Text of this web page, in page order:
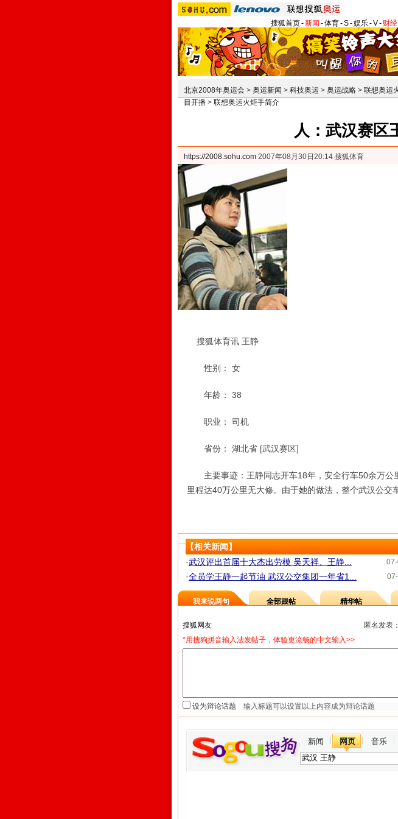
搜狐首页-新闻 -体育-S-娱乐-V- 财经
北京2008年奥运会 > 奥运新闻 > 科技奥运 > 奥运战略 > 联想奥运
目开播 > 联想奥运火炬手简介
人：武汉赛区
https://2008.sohu.com 2007年08月30日20:14 搜狐体育
搜狐体育讯 王静
性别： 女
年龄： 38
职业： 司机
省份： 湖北省 [武汉赛区]
主要事迹：王静同志开车18年，安全行车50余万公
里程达40万公里无大修。由于她的做法，整个武汉公交
【相关新闻】
·武汉评出首届十大杰出劳模 吴天祥、王静...
·全员学王静一起节油 武汉公交集团一年省1...
我来说两句 全部跟帖 精华帖
匿名发表：
*用搜狗拼音输入法发帖子，体验更流畅的中文输入>>
设为辩论话题
新闻 网页 音乐